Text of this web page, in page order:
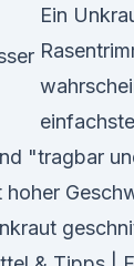
Ein
"tragbar
hoher